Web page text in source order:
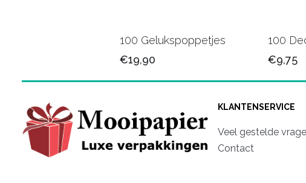
100 Gelukspoppetjes
€19,90
100
€9,75
KLANTENSERVICE
Veel gestelde
Contact